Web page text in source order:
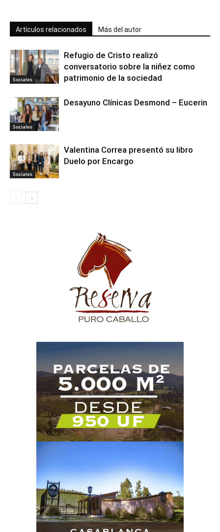
Artículos relacionados Más del autor
Sociales
Refugio de Cristo realizó
conversatorio sobre la niñez como
patrimonio de la sociedad
Sociales
Desayuno Clínicas Desmond – Eucerin
Sociales
Valentina Correa presentó su libro
Duelo por Encargo